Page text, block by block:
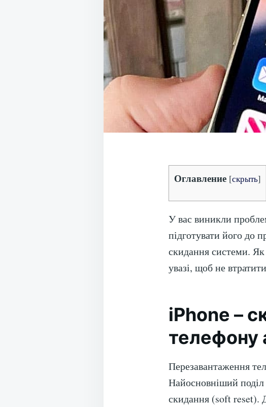
Оглавление [скрыть]
У вас виникли
підготувати його до
скидання системи.
увазі, щоб не
iPhone –
телефону
Перезавантаження
Найосновніший
скидання (soft reset).